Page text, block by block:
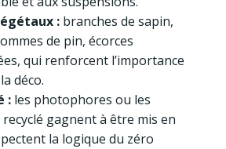
: branches de sapin,
de pin, écorces
qui renforcent l’importance
déco.
: les photophores ou les
gagnent à être mis en
la logique du zéro